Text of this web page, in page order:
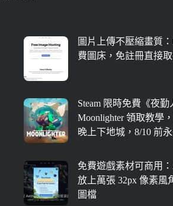
圖片上傳不壓縮畫質
費圖床，免註冊直接
Steam 限時免費《夜勤
Moonlighter 領取教學
晚上下地城，8/10 前
免費遊戲素材可商用
放上萬張 32px 像素風
圖檔